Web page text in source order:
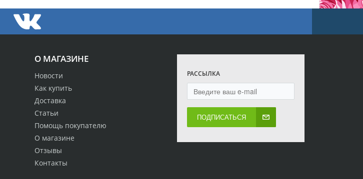
О МАГАЗИНЕ
Новости
Как купить
Доставка
Статьи
Помощь покупателю
О магазине
Отзывы
Контакты
РАССЫЛКА
ПОДПИСАТЬСЯ